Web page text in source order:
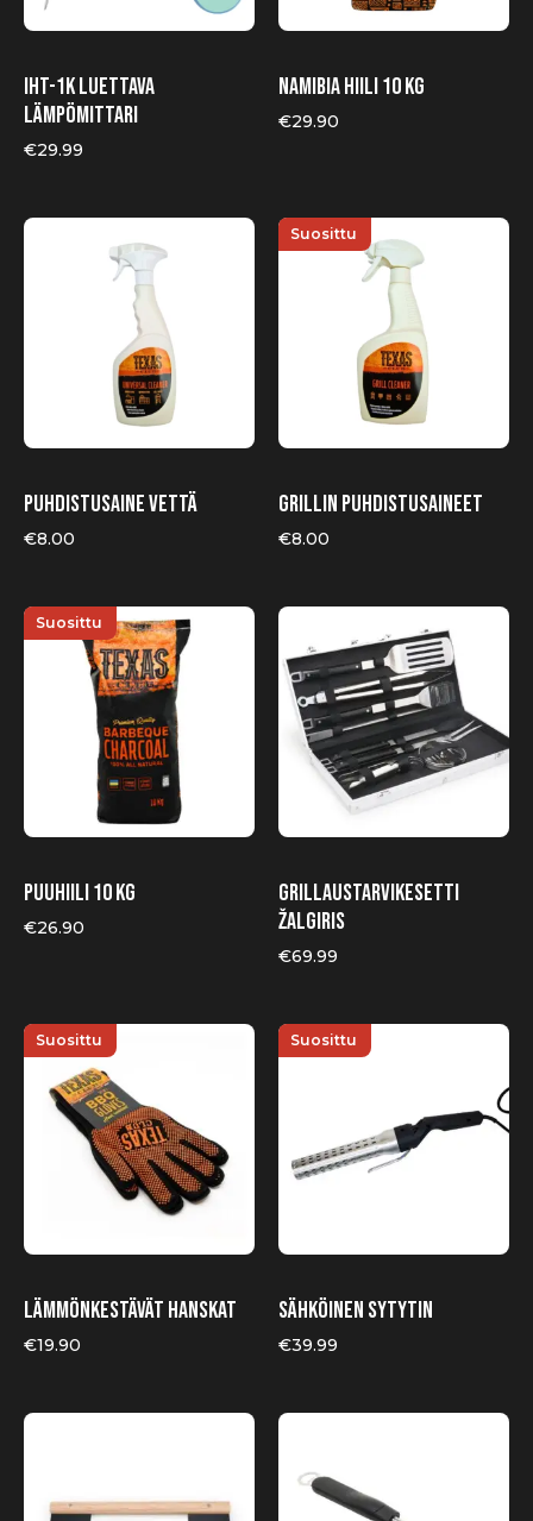
IHT-1K luettava
lämpömittari
€29.99
Namibia Hiili 10 kg
€29.90
Puhdistusaine vettä
€8.00
Suosittu
Grillin puhdistusaineet
€8.00
Suosittu
Puuhiili 10 kg
€26.90
Grillaustarvikesetti
Žalgiris
€69.99
Suosittu
Lämmönkestävät hanskat
€19.90
Suosittu
Sähköinen sytytin
€39.99